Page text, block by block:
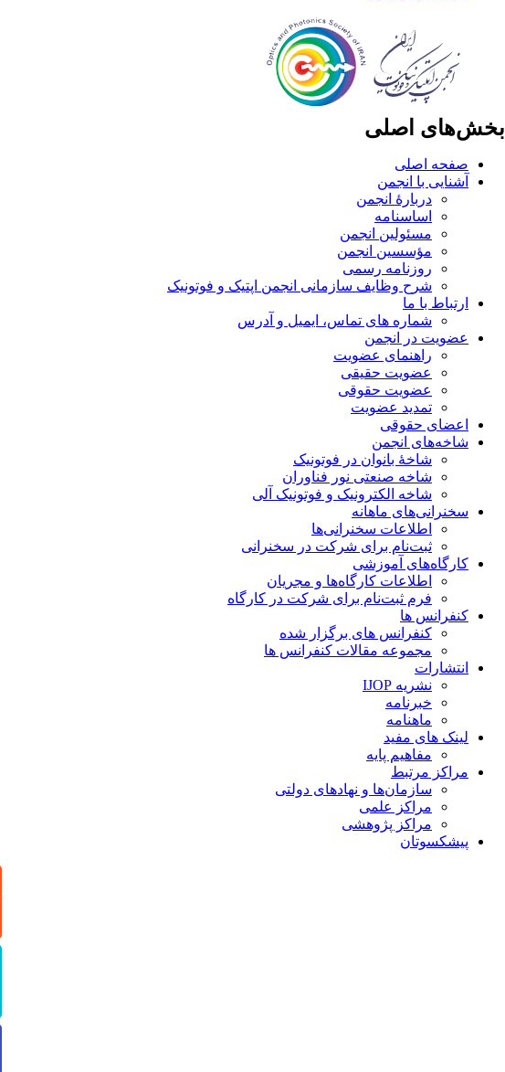
بخش‌های اصلی
صفحه اصلی
آشنایی با انجمن
دربارۀ انجمن
اساسنامه
مسئولین انجمن
مؤسسین انجمن
روزنامه رسمی
شرح وظایف سازمانی انجمن اپتیک و فوتونیک
ارتباط با ما
شماره های تماس، ایمیل و آدرس
عضویت در انجمن
راهنمای عضویت
عضویت حقیقی
عضویت حقوقی
تمدید عضویت
اعضای حقوقی
شاخه‌های انجمن
شاخۀ بانوان در فوتونیک
شاخه صنعتی نور فناوران
شاخه‌ الکترونیک و فوتونیک آلی
سخنرانی‌های ماهانه
اطلاعات سخنرانی‌‌ها
ثبت‌نام برای شرکت در سخنرانی
کارگاه‌های آموزشی
اطلاعات کارگاه‌ها و مجریان
فرم ثبت‌نام برای شرکت در کارگاه
کنفرانس ها
کنفرانس های برگزار شده
مجموعه مقالات کنفرانس ها
انتشارات
نشریه IJOP
خبرنامه
ماهنامه
لینک های مفید
مفاهیم پایه
مراکز مرتبط
سازمان‌ها و نهادهای دولتی
مراکز علمی
مراکز پژوهشی
پیشکسوتان